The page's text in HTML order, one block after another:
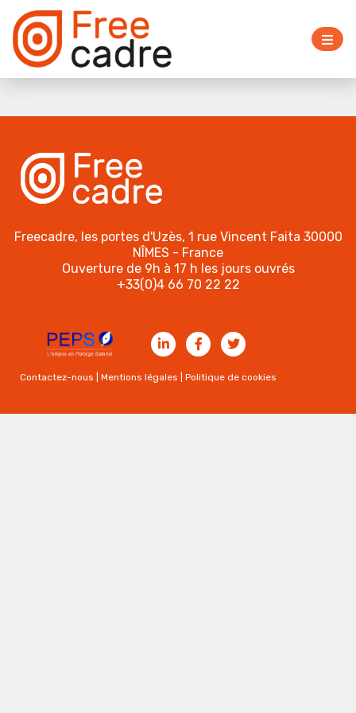
Freecadre, les portes d'Uzès, 1 rue Vincent Faita 30000
NÎMES - France
Ouverture de 9h à 17 h les jours ouvrés
+33(0)4 66 70 22 22
Contactez-nous |Mentions légales |Politique de cookies